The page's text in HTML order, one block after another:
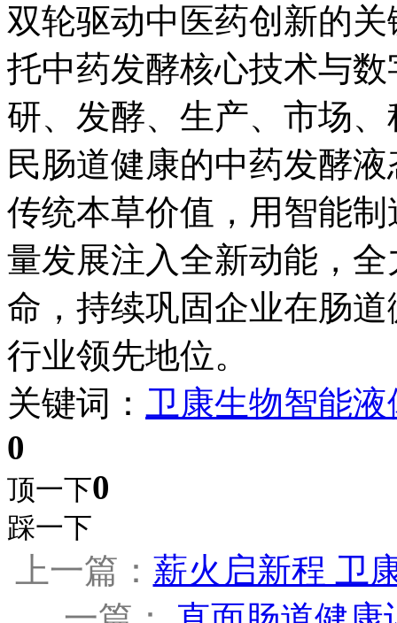
双轮驱动中医药创新的
托中药发酵核心技术与
研、发酵、生产、市场
民肠道健康的中药发酵
传统本草价值，用智能
量发展注入全新动能，
命，持续巩固企业在肠
行业领先地位。
关键词： 卫康生物智能
0
顶一下0
踩一下
上一篇： 薪火启新程 卫